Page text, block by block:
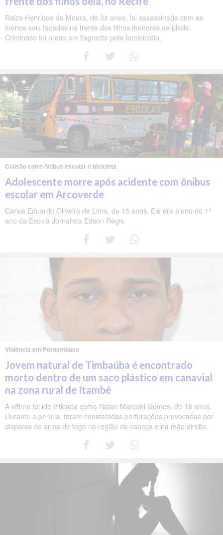
Raiza Henrique de Moura, de 34 anos, foi assassinada com ao
menos seis facadas na frente dos filhos menores de idade.
Criminoso foi preso em flagrante pelo feminicídio.
Colisão entre ônibus escolar e bicicleta
Adolescente morre após acidente com ônibus
escolar em Arcoverde
Carlos Eduardo Oliveira de Lima, de 15 anos. Ele era aluno do 1°
ano da Escola Jornalista Edson Régis.
Violência em Pernambuco
Jovem natural de Timbaúba é encontrado
morto dentro de um saco plástico em canavial
na zona rural de Itambé
A vítima foi identificada como Natan Marconi Gomes, de 18 anos.
Durante a perícia, foram constatadas perfurações provocadas por
disparos de arma de fogo na região da cabeça e na mão direita.